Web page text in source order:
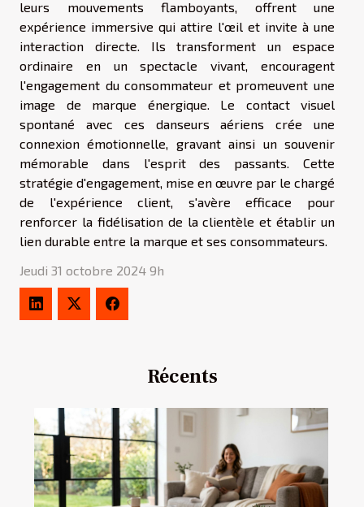
leurs mouvements flamboyants, offrent une
expérience immersive qui attire l'œil et invite à une
interaction directe. Ils transforment un espace
ordinaire en un spectacle vivant, encouragent
l'engagement du consommateur et promeuvent une
image de marque énergique. Le contact visuel
spontané avec ces danseurs aériens crée une
connexion émotionnelle, gravant ainsi un souvenir
mémorable dans l'esprit des passants. Cette
stratégie d'engagement, mise en œuvre par le chargé
de l'expérience client, s'avère efficace pour
renforcer la fidélisation de la clientèle et établir un
lien durable entre la marque et ses consommateurs.
Jeudi 31 octobre 2024 9h
Récents